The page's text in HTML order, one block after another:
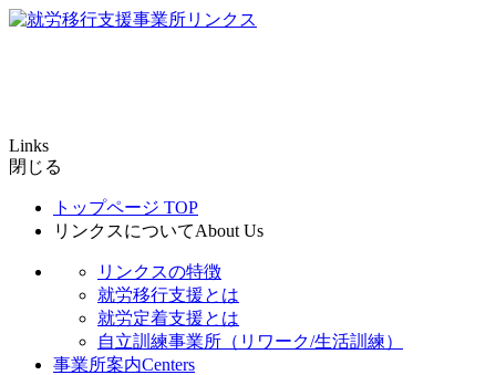
Links
閉じる
トップページ TOP
リンクスについてAbout Us
リンクスの特徴
就労移行支援とは
就労定着支援とは
自立訓練事業所（リワーク/生活訓練）
事業所案内Centers